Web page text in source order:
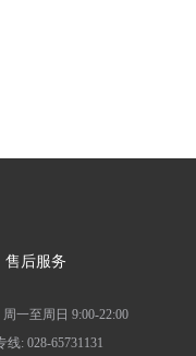
售后服务
周一至周日 9:00-22:00
线:028-65731131